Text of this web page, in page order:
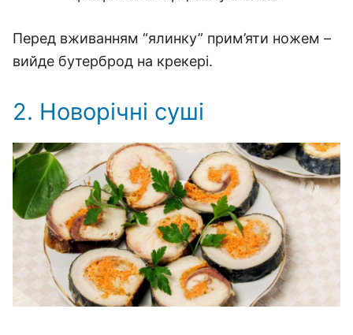
Перед вживанням “ялинку” прим’яти ножем –
вийде бутерброд на крекері.
2. Новорічні суші